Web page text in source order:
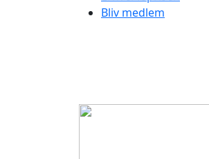
Bliv medlem